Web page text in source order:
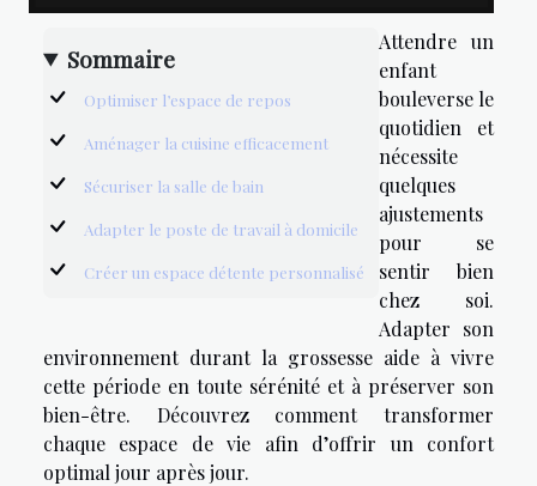
Sommaire
Optimiser l’espace de repos
Aménager la cuisine efficacement
Sécuriser la salle de bain
Adapter le poste de travail à domicile
Créer un espace détente personnalisé
Attendre un
enfant
bouleverse le
quotidien et
nécessite
quelques
ajustements
pour se
sentir bien
chez soi.
Adapter son
environnement durant la grossesse aide à vivre
cette période en toute sérénité et à préserver son
bien-être. Découvrez comment transformer
chaque espace de vie afin d’offrir un confort
optimal jour après jour.